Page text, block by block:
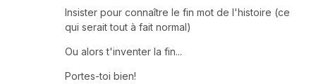
Insister pour connaître le fin mot de l'histoire (ce
qui serait tout à fait normal)
Ou alors t'inventer la fin...
Portes-toi bien!